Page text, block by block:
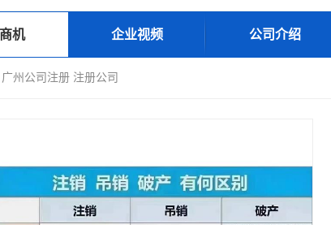
机 企业视频 公司介绍
州公司注册 注册公司